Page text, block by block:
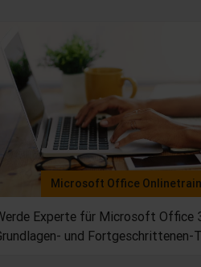
Microsoft Office
Experte für Microsoft Office
und Fortgeschrittenen-